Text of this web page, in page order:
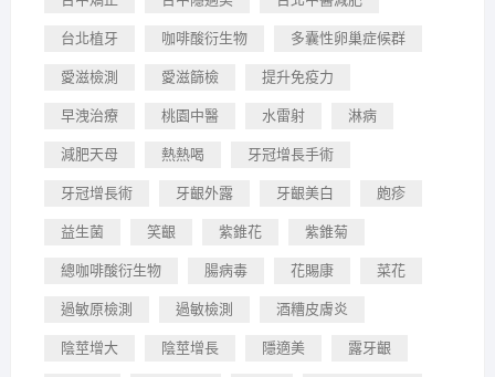
台北植牙 咖啡酸衍生物 多囊性卵巢症候群
愛滋檢測 愛滋篩檢 提升免疫力
早洩治療 桃園中醫 水雷射 淋病
減肥天母 熱熱喝 牙冠增長手術
牙冠增長術 牙齦外露 牙齦美白 皰疹
益生菌 笑齦 紫錐花 紫錐菊
總咖啡酸衍生物 腸病毒 花賜康 菜花
過敏原檢測 過敏檢測 酒糟皮膚炎
陰莖增大 陰莖增長 隱適美 露牙齦